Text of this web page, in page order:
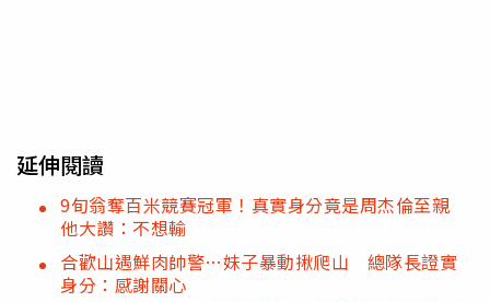
延伸閱讀
9旬翁奪百米競賽冠軍！真實身分竟是周杰倫至親
他大讚：不想輸
合歡山遇鮮肉帥警…妹子暴動揪爬山 總隊長證實
身分：感謝關心